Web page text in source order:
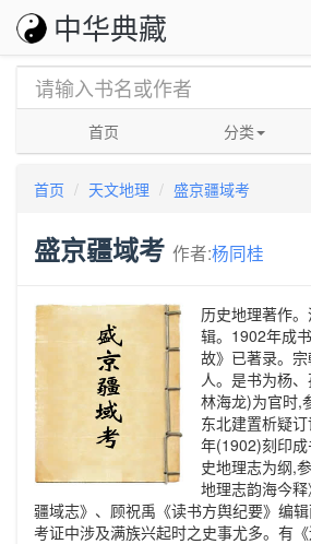
中华典藏
首页 分类
首页 天文地理 盛京疆域考
盛京疆域考 作者:杨同桂
历史地理著作
辑。1902年成
故》已著录。
人。是书为杨
林海龙)为官时,
东北建置析疑
年(1902)刻印
史地理志为纲,
地理志韵海今
疆域志》、顾祝禹《读书方舆纪要》编
考证中涉及满族兴起时之史事尤多。有《